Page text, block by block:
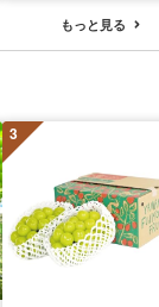
もっと見る
3